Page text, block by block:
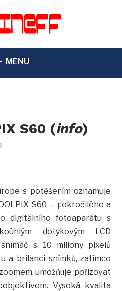
MENU
S60 (info)
s potěšením oznamuje
S60 – pokročilého a
digitálního fotoaparátu s
dotykovým LCD
s 10 miliony pixelů
a brilanci snímků, zatímco
umožňuje pořizovat
Vysoká kvalita